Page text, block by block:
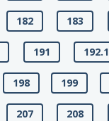
182 183
191 192.1
198 199
207 208